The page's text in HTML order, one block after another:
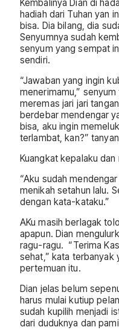
Kembalinya Dian di
hadiah dari Tuhan yan
bisa. Dia bilang, dia
Senyumnya sudah
senyum yang sempat
sendiri.
“Jawaban yang ingin
menerimamu,”
meremas jari jari
berdebar mendengar
bisa, aku ingin
terlambat, kan?”
Kuangkat kepalaku
“Aku sudah
menikah setahun lalu.
dengan kata-kataku.”
AKu masih berlagak
apapun. Dian
ragu-ragu. “Terima
sehat,” kata terbanyak
pertemuan itu.
Dian jelas belum
harus mulai kutiup
sudah kupilih menjadi
dari duduknya dan